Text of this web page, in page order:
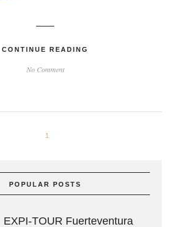
CONTINUE READING
No Comment
1
POPULAR POSTS
EXPI-TOUR Fuerteventura